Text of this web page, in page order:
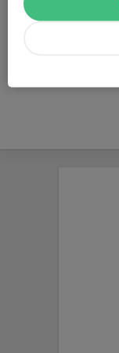
Jessica och Anna